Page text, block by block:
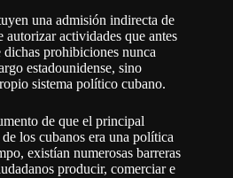
una admisión indirecta de
autorizar actividades que antes
dichas prohibiciones nunca
estadounidense, sino
sistema político cubano.
de que el principal
los cubanos era una política
existían numerosas barreras
producir, comerciar e